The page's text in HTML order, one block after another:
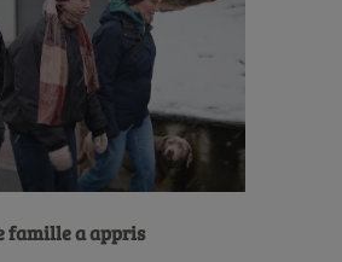
famille a appris